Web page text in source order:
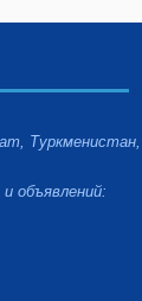
Туркменистан,
объявлений: